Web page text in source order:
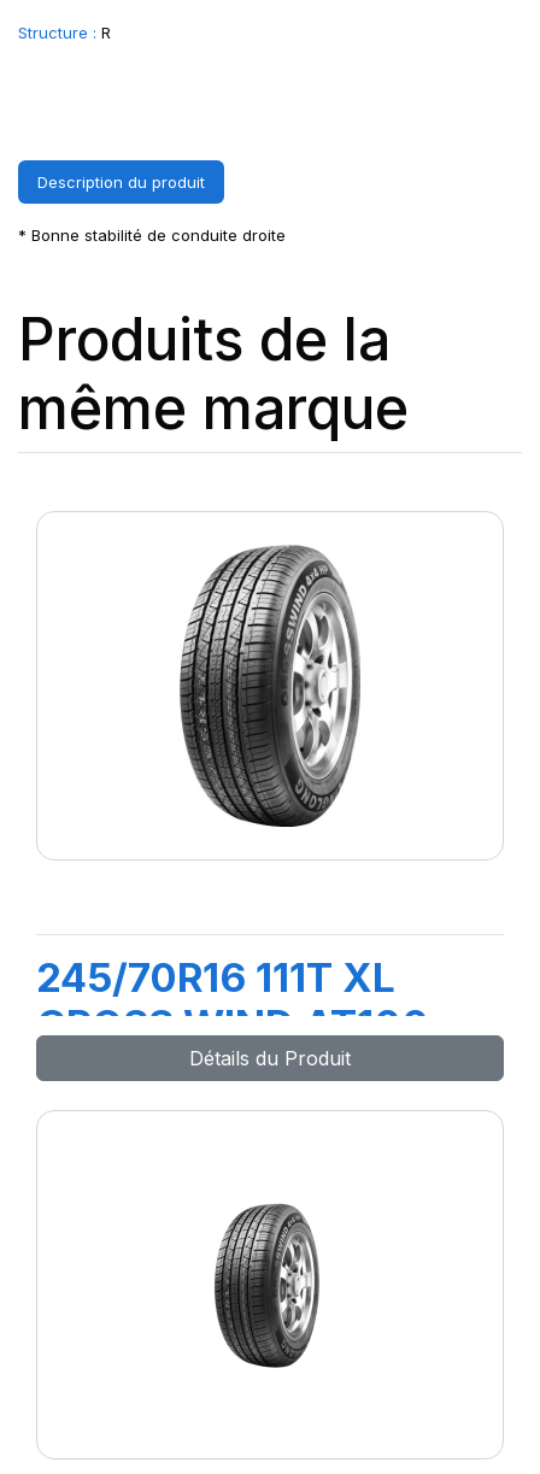
Structure : R
Description du produit
* Bonne stabilité de conduite droite
Produits de la
même marque
245/70R16 111T XL
CROSS WIND AT100
Détails du Produit